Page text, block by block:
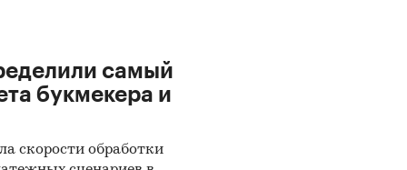
был определен поставщик. Для компаний
участвовать в государственных торгах
от их начальной максимальной цены.
выгрузка в формате MS Excel.
самый
букмекера и
скорости обработки